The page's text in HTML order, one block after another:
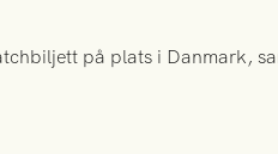
på plats i Danmark,